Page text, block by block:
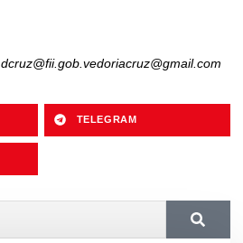
dcruz@fii.gob.vedoriacruz@gmail.com
TELEGRAM